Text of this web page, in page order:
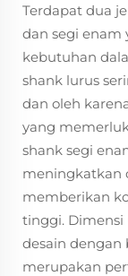
Terdapat dua
dan segi enam
kebutuhan
shank lurus
dan oleh
yang
shank segi
meningkatkan
memberikan
tinggi.
desain dengan
merupakan